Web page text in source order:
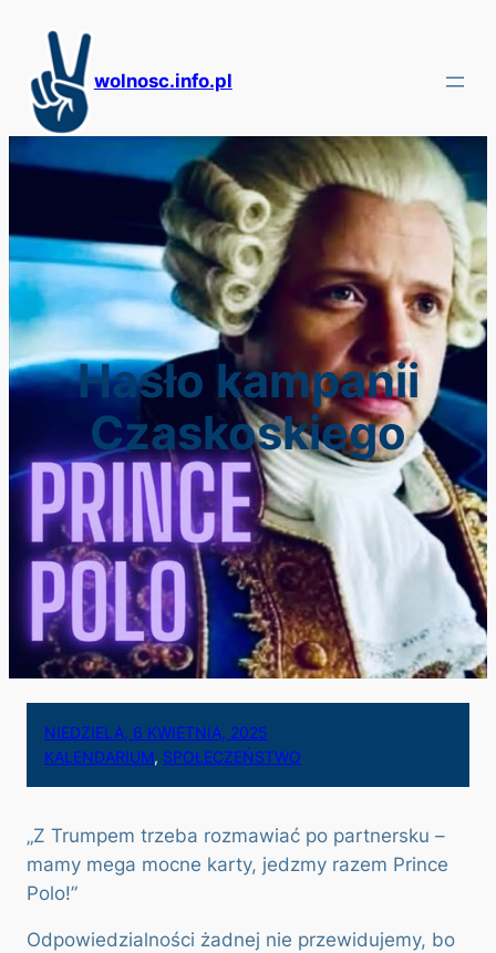
treści
wolnosc.info.pl
Hasło kampanii
Czaskoskiego
NIEDZIELA, 6 KWIETNIA, 2025
KALENDARIUM, SPOŁECZEŃSTWO
„Z Trumpem trzeba rozmawiać po partnersku –
mamy mega mocne karty, jedzmy razem Prince
Polo!”
Odpowiedzialności żadnej nie przewidujemy, bo